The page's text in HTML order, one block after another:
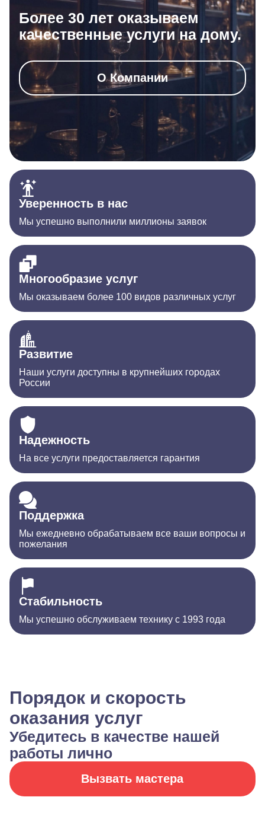
Более 30 лет оказываем
качественные услуги на дому.
О Компании
Уверенность в нас
Мы успешно выполнили миллионы заявок
Многообразие услуг
Мы оказываем более 100 видов различных услуг
Развитие
Наши услуги доступны в крупнейших городах
России
Надежность
На все услуги предоставляется гарантия
Поддержка
Мы ежедневно обрабатываем все ваши вопросы и
пожелания
Стабильность
Мы успешно обслуживаем технику с 1993 года
Порядок и скорость
оказания услуг
Убедитесь в качестве нашей
работы лично
Вызвать мастера